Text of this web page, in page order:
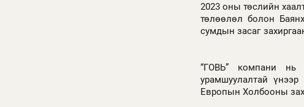
2023 оны төслийн
төлөөлөл болон
сумдын засаг
“ГОВЬ” компани нь
урамшуулалтай үнээр
Европын Холбооны